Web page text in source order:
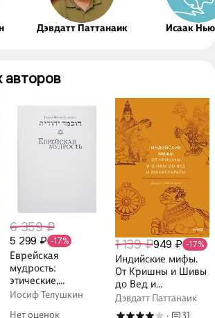
Дэвдатт Паттанаик Исаак
авторов
6 359 ₽
5 299 ₽ -17%
Еврейская
мудрость:
этические,
духовные и
Иосиф Телушкин
Нет оценок
1 139 ₽949 ₽ -17%
Индийские мифы.
От Кришны и Шивы
до Вед и
Махабхараты
Дэвдатт Паттанаик
·
31